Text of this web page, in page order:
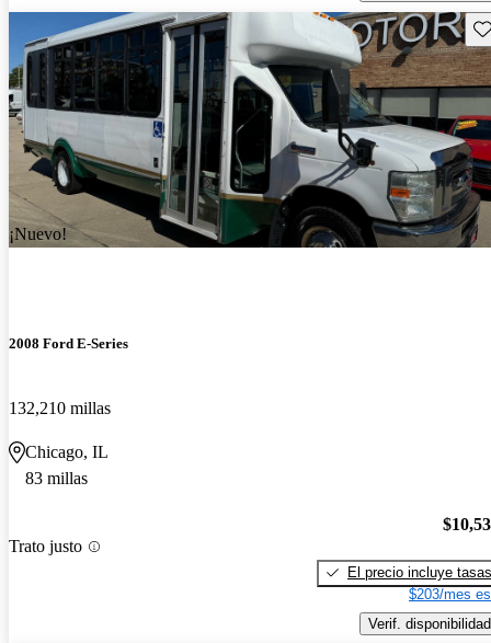
¡Nuevo!
2008 Ford E-Series
132,210 millas
Chicago, IL
83 millas
Trato justo
El precio incluye tasas
$203/mes
Verif. disponibilidad